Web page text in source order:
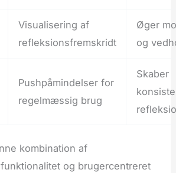
Visualisering af
refleksionsfremskridt
Øger
og
Pushpåmindelser for
regelmæssig brug
Skaber
kombination af
og brugercentreret